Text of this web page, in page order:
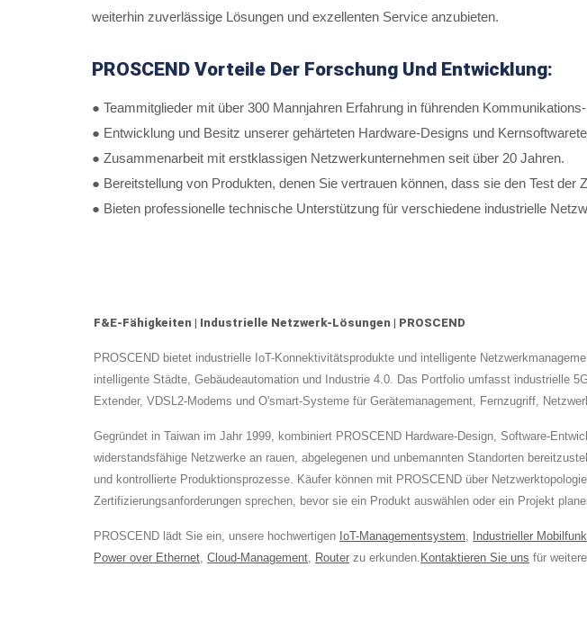
weiterhin zuverlässige Lösungen und exzellenten Service anzubieten.
PROSCEND Vorteile Der Forschung Und Entwicklung:
● Teammitglieder mit über 300 Mannjahren Erfahrung in führenden
● Entwicklung und Besitz unserer gehärteten Hardware-Designs und
● Zusammenarbeit mit erstklassigen Netzwerkunternehmen seit über 20 Jahren.
● Bereitstellung von Produkten, denen Sie vertrauen können, dass sie den Test
● Bieten professionelle technische Unterstützung für verschiedene industrielle
F&E-Fähigkeiten | Industrielle Netzwerk-Lösungen | PROSCEND
PROSCEND bietet industrielle IoT-Konnektivitätsprodukte und intelligente
intelligente Städte, Gebäudeautomation und Industrie 4.0. Das Portfolio umfasst industrielle
Extender, VDSL2-Modems und O'smart-Systeme für Gerätemanagement, Fernzugriff,
Gegründet in Taiwan im Jahr 1999, kombiniert PROSCEND Hardware-Design, Software-
widerstandsfähige Netzwerke an rauen, abgelegenen und unbemannten Standorten
und kontrollierte Produktionsprozesse. Käufer können mit PROSCEND über
Zertifizierungsanforderungen sprechen, bevor sie ein Produkt auswählen oder ein Projekt
PROSCEND lädt Sie ein, unsere hochwertigen IoT-Managementsystem Industrieller
Power over Ethernet Cloud-Management Router zu erkunden. Kontaktieren Sie uns für